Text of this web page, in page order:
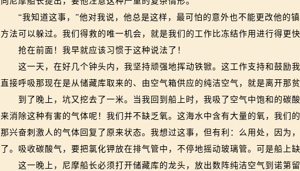
“我知道这事，”他对我说，他总是这样，最可怕的意外也不能更改他的镇
方法可以躲过。我们得救的唯一机会，就是我们的工作比冻结作用进行得更
抢在前面！我早就应该习惯于这种说法了！
这一天，在好几个钟头内，我坚持顽强地挥动铁锨。这工作支持和鼓励
直接呼吸那现在是从储藏库取来的、由空气箱供应的纯洁空气，就是离开那
到了晚上，坑又挖去了一米。当我回到船上时，我吸了空气中饱和的碳
来消除这种有害的气体呢！我们并不缺乏氧。这海水中含有大量的氧，我们
那兴奋刺激人的气体回复了原来状态。我想过这事，但有利：么用处，因为
了。吸收碳酸气，要把氯化钾放在排气管中，不停地摇动玻璃管。可是船上
这一晚上，尼摩船长必须打开储藏库的龙头，放出数阵纯洁空气到诺第